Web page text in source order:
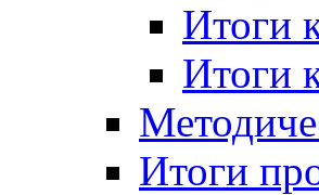
Итоги
Итоги
Итоги